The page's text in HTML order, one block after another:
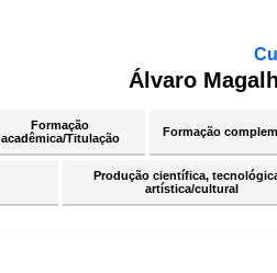
Álvaro
Formação
acadêmica/Titulação
Formação
Produção científica,
artística/cultural